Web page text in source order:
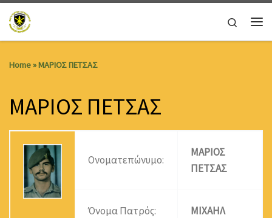
Skip to content
Search
Home»ΜΑΡΙΟΣ ΠΕΤΣΑΣ
ΜΑΡΙΟΣ ΠΕΤΣΑΣ
Ονοματεπώνυμο:
ΜΑΡΙΟΣ
ΠΕΤΣΑΣ
Όνομα Πατρός: ΜΙΧΑΗΛ